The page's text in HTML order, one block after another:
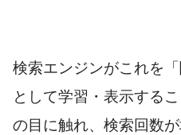
検索エンジンがこれを
として学習・表示する
の目に触れ、検索回数